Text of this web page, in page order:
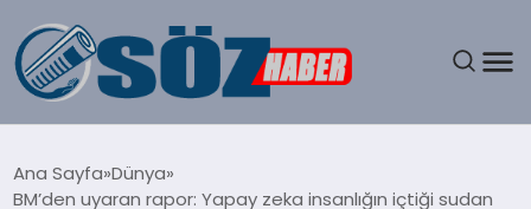
Ana Sayfa Dünya
BM’den uyaran rapor: Yapay zeka insanlığın içtiği sudan